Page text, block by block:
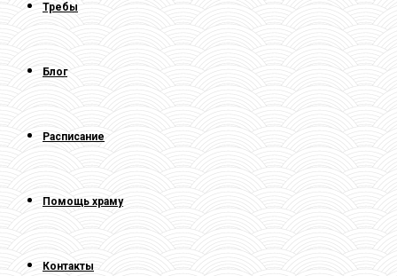
Требы
Блог
Расписание
Помощь храму
Контакты